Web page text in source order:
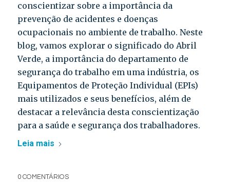
conscientizar sobre a importância da
prevenção de acidentes e doenças
ocupacionais no ambiente de trabalho. Neste
blog, vamos explorar o significado do Abril
Verde, a importância do departamento de
segurança do trabalho em uma indústria, os
Equipamentos de Proteção Individual (EPIs)
mais utilizados e seus benefícios, além de
destacar a relevância desta conscientização
para a saúde e segurança dos trabalhadores.
Leia mais
0 COMENTÁRIOS